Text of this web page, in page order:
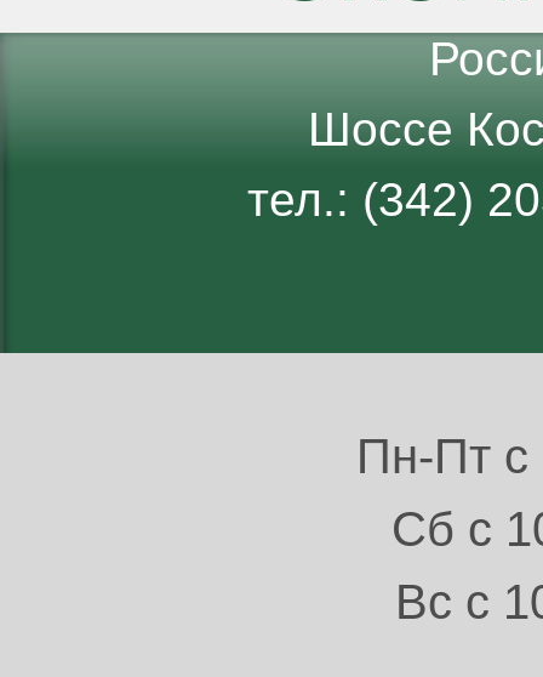
Шоссе
тел.: (342)
Пн-Пт с
Сб с
Вс с